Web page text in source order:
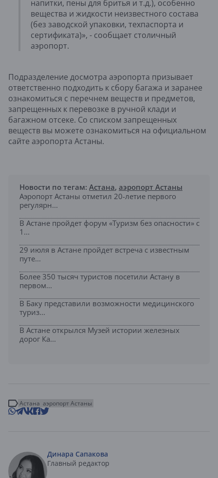
напитки, пены для бритья и т.д.), особенно
вещества и жидкости неизвестного состава
(без заводской упаковки, техпаспорта и
сертификата)», - сообщает столичный
аэропорт.
Подразделение досмотра аэропорта призывает
ответственно подходить к сбору багажа и заранее
ознакомиться с перечнем веществ и предметов,
запрещенных к перевозке в ручной клади и
багажном отсеке. Со списком запрещенных
веществ вы можете ознакомиться на официальном
сайте аэропорта Астаны.
Новости по тегам: Астана, аэропорт Астаны
Аэропорт Астаны отметил 20-летие первого
регулярн...
В Астане пройдет форум «Туризм без опасности» с
1...
29 июля в Астане пройдет встреча с известным
путе...
Более 350 тысяч туристов посетили Астану в
первом...
В Баку представили возможности медицинского
туриз...
В Астане открылся Музей истории железных
дорог Ка...
Астана аэропорт Астаны
Динара Сапакова
Главный редактор